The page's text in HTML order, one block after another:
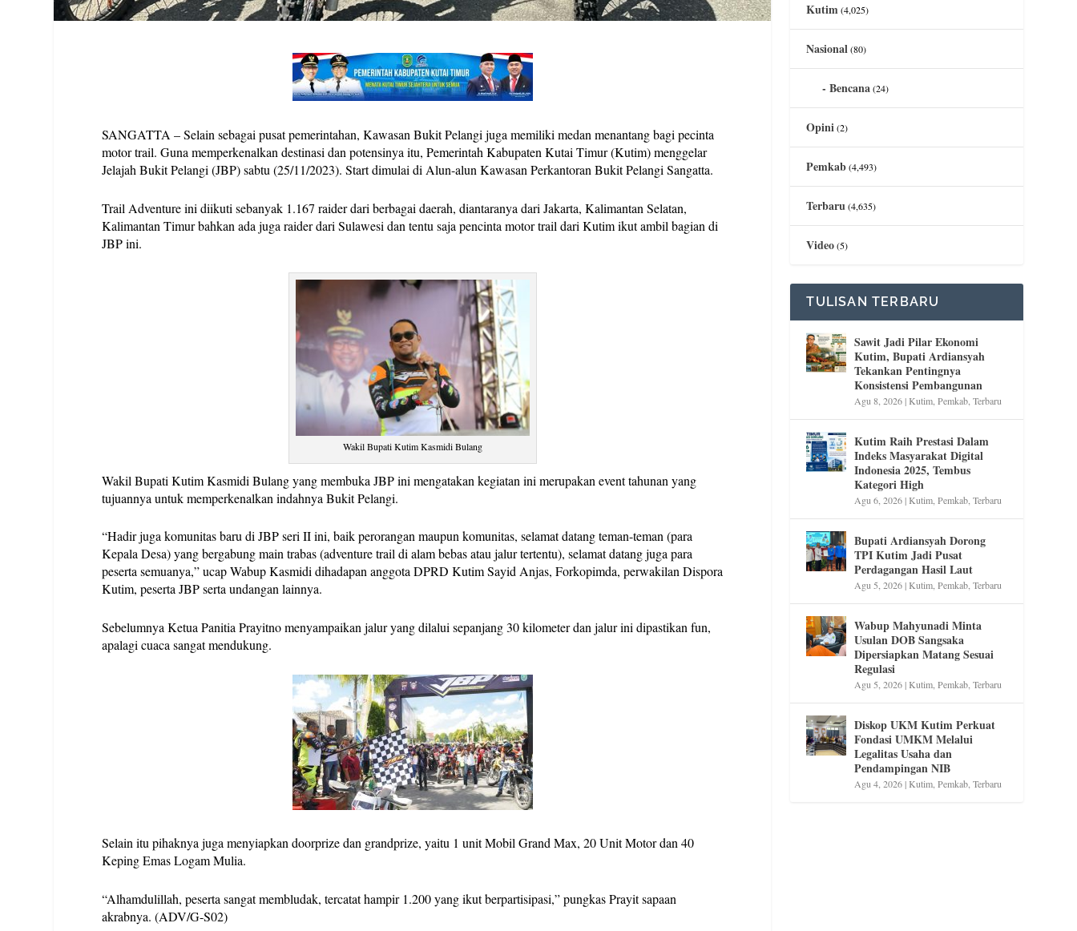
SANGATTA – Selain sebagai pusat pemerintahan, Kawasan Bukit Pelangi juga memiliki medan menantang bagi pecinta
motor trail. Guna memperkenalkan destinasi dan potensinya itu, Pemerintah Kabupaten Kutai Timur (Kutim) menggelar
Jelajah Bukit Pelangi (JBP) sabtu (25/11/2023). Start dimulai di Alun-alun Kawasan Perkantoran Bukit Pelangi Sangatta.
Trail Adventure ini diikuti sebanyak 1.167 raider dari berbagai daerah, diantaranya dari Jakarta, Kalimantan Selatan,
Kalimantan Timur bahkan ada juga raider dari Sulawesi dan tentu saja pencinta motor trail dari Kutim ikut ambil bagian di
JBP ini.
Wakil Bupati Kutim Kasmidi Bulang
Wakil Bupati Kutim Kasmidi Bulang yang membuka JBP ini mengatakan kegiatan ini merupakan event tahunan yang
tujuannya untuk memperkenalkan indahnya Bukit Pelangi.
“Hadir juga komunitas baru di JBP seri II ini, baik perorangan maupun komunitas, selamat datang teman-teman (para
Kepala Desa) yang bergabung main trabas (adventure trail di alam bebas atau jalur tertentu), selamat datang juga para
peserta semuanya,” ucap Wabup Kasmidi dihadapan anggota DPRD Kutim Sayid Anjas, Forkopimda, perwakilan Dispora
Kutim, peserta JBP serta undangan lainnya.
Sebelumnya Ketua Panitia Prayitno menyampaikan jalur yang dilalui sepanjang 30 kilometer dan jalur ini dipastikan fun,
apalagi cuaca sangat mendukung.
Selain itu pihaknya juga menyiapkan doorprize dan grandprize, yaitu 1 unit Mobil Grand Max, 20 Unit Motor dan 40
Keping Emas Logam Mulia.
“Alhamdulillah, peserta sangat membludak, tercatat hampir 1.200 yang ikut berpartisipasi,” pungkas Prayit sapaan
akrabnya. (ADV/G-S02)
Kutim(4,025)
Nasional(80)
Bencana(24)
Opini(2)
Pemkab(4,493)
Terbaru(4,635)
Video(5)
TULISAN TERBARU
Sawit Jadi Pilar Ekonomi
Kutim, Bupati Ardiansyah
Tekankan Pentingnya
Konsistensi Pembangunan
Agu 8, 2026|Kutim,Pemkab,Terbaru
Kutim Raih Prestasi Dalam
Indeks Masyarakat Digital
Indonesia 2025, Tembus
Kategori High
Agu 6, 2026|Kutim,Pemkab,Terbaru
Bupati Ardiansyah Dorong
TPI Kutim Jadi Pusat
Perdagangan Hasil Laut
Agu 5, 2026|Kutim,Pemkab,Terbaru
Wabup Mahyunadi Minta
Usulan DOB Sangsaka
Dipersiapkan Matang Sesuai
Regulasi
Agu 5, 2026|Kutim,Pemkab,Terbaru
Diskop UKM Kutim Perkuat
Fondasi UMKM Melalui
Legalitas Usaha dan
Pendampingan NIB
Agu 4, 2026|Kutim,Pemkab,Terbaru